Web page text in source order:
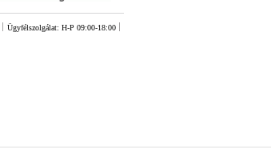
Ügyfélszolgálat: H-P 09:00-18:00